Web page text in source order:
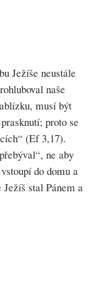
Ježíše neustále
naše
musí být
proto se
(Ef 3,17).
ne aby
do domu a
stal Pánem a